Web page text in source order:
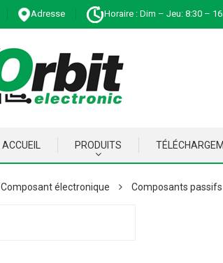
Adresse Horaire : Dim – Jeu: 8:30 –
ACCUEIL PRODUITS
Composant électronique Composants passifs